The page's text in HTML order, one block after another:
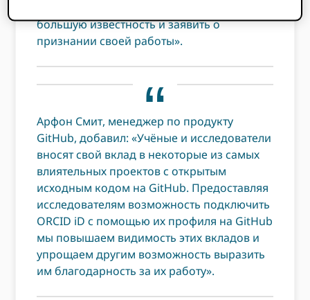
большую известность и заявить о
признании своей работы».
Арфон Смит, менеджер по продукту
GitHub, добавил: «Учёные и исследователи
вносят свой вклад в некоторые из самых
влиятельных проектов с открытым
исходным кодом на GitHub. Предоставляя
исследователям возможность подключить
ORCID iD с помощью их профиля на GitHub
мы повышаем видимость этих вкладов и
упрощаем другим возможность выразить
им благодарность за их работу».